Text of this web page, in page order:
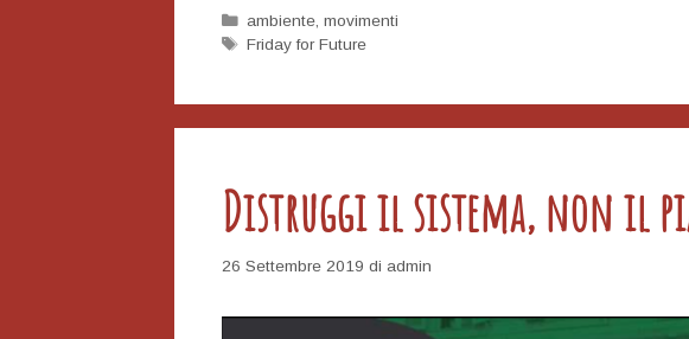
manifestazione
ecologista
ieri
Categorie
ambiente ,movimenti
Tag
Friday for Future
Distruggi il sistema, non il
26 Settembre 2019 di admin